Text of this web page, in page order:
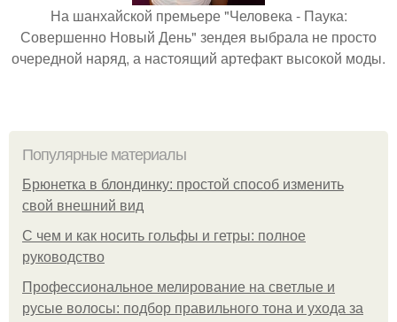
На шанхайской премьере "Человека - Паука:
Совершенно Новый День" зендея выбрала не просто
очередной наряд, а настоящий артефакт высокой моды.
Популярные материалы
Брюнетка в блондинку: простой способ изменить
свой внешний вид
С чем и как носить гольфы и гетры: полное
руководство
Профессиональное мелирование на светлые и
русые волосы: подбор правильного тона и ухода за